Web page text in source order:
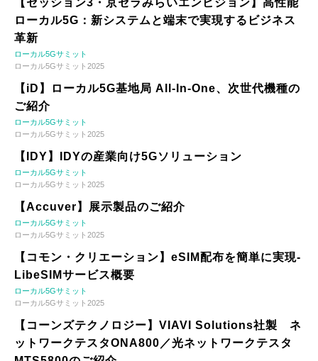
ローカル5G：新システムと端末で実現するビジネス
革新
ローカル5Gサミット
ローカル5Gサミット2025
【iD】ローカル5G基地局 All-In-One、次世代機種の
ご紹介
ローカル5Gサミット
ローカル5Gサミット2025
【IDY】IDYの産業向け5Gソリューション
ローカル5Gサミット
ローカル5Gサミット2025
【Accuver】展示製品のご紹介
ローカル5Gサミット
ローカル5Gサミット2025
【コモン・クリエーション】eSIM配布を簡単に実現-
LibeSIMサービス概要
ローカル5Gサミット
ローカル5Gサミット2025
【コーンズテクノロジー】VIAVI Solutions社製 ネ
ットワークテスタONA800／光ネットワークテスタ